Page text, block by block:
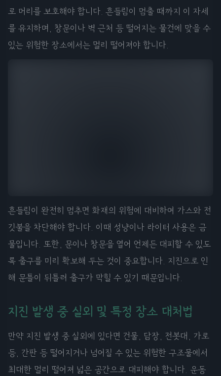
로 머리를 보호해야 합니다. 흔들림이 멈출 때까지 이 자세
를 유지하며, 창문이나 벽 근처 등 떨어지는 물건에 맞을 수
있는 위험한 장소에서는 멀리 떨어져야 합니다.
흔들림이 완전히 멈추면 화재의 위험에 대비하여 가스와 전
깃불을 차단해야 합니다. 이때 성냥이나 라이터 사용은 금
물입니다. 또한, 문이나 창문을 열어 언제든 대피할 수 있도
록 출구를 미리 확보해 두는 것이 중요합니다. 지진으로 인
해 문틀이 뒤틀려 출구가 막힐 수 있기 때문입니다.
지진 발생 중 실외 및 특정 장소 대처법
만약 지진 발생 중 실외에 있다면 건물, 담장, 전봇대, 가로
등, 간판 등 떨어지거나 넘어질 수 있는 위험한 구조물에서
최대한 멀리 떨어져 넓은 공간으로 대피해야 합니다. 운동